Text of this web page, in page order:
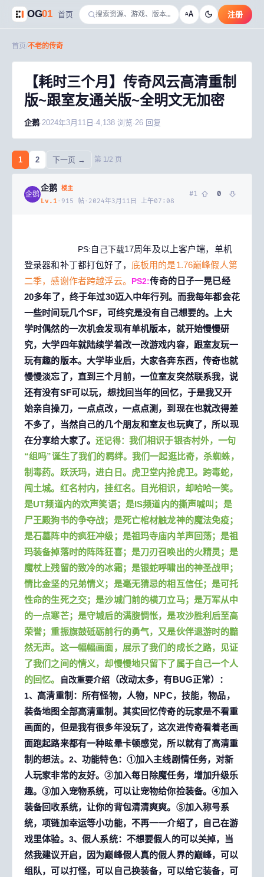
OG01 首页 AA 注册
首页 不老的传奇
【耗时三个月】传奇风云高清重制
版~跟室友通关版~全明文无加密
企鹅·2024年3月11日 ·4,138 浏览·26 回复
1 2 下一页 → 第 1/2 页
企鹅
企鹅 楼主
Lv. 1 · 915 帖 · 2024年3月11日 上午07:08
#1 0
PS:自己下载17周年及以上客户端，单机
登录器和补丁都打包好了 ， 底板用的是1.76巅峰假人第
二季，感谢作者跨越浮云。
PS2:传奇的日子一晃已经
20多年了， 终于年过30迈入中年行列。 而我每年都会花
一些时间玩几个SF， 可终究是没有自己想要的。
上大
学时偶然的一次机会发现有单机版本， 就开始慢慢研
究，大学四年就陆续学着改一改游戏内容，跟室友玩一
玩有趣的版本。大学毕业后，大家各奔东西，传奇也就
慢慢淡忘了，直到三个月前，一位室友突然联系我，说
还有没有SF可以玩，想找回当年的回忆，于是我又开
始亲自操刀，一点点改，一点点测，到现在也就改得差
不多了，当然自己的几个朋友和室友也玩爽了， 所以现
在分享给大家了。还记得： 我们相识于银杏村外，一句
“组吗”诞生了我们的羁绊。我们一起逛比奇，杀蜘蛛，
制毒药。跃沃玛，进白日。虎卫堂内抢虎卫。跨毒蛇，
闯土城。红名村内，挂红名。目光相识，却哈哈一笑。
是UT频道内的欢声笑语；是IS频道内的撕声喊叫；是
尸王殿狗书的争夺战；是死亡棺材触龙神的魔法免疫；
是石墓阵中的疯狂冲级；是祖玛寺庙内羊声回荡；是祖
玛装备掉落时的阵阵狂喜；是刀刃召唤出的火精灵；是
魔杖上残留的致冷的冰霜；是银蛇呼啸出的神圣战甲；
情比金坚的兄弟情义；是毫无猜忌的相互信任；是可托
性命的生死之交；是沙城门前的横刀立马；是万军从中
的一点寒芒；是守城后的满腹惆怅，是攻沙胜利后至高
荣誉；重振旗鼓砥砺前行的勇气，又是伙伴退游时的黯
然无声。这一幅幅画面，展示了我们的成长之路，见证
了我们之间的情义，却慢慢地只留下了属于自己一个人
的回忆。
自改重要介绍 （改动太多，有BUG正常） ：
1、高清重制：所有怪物，人物，NPC，技能，物品，
装备地图全部高清重制。其实回忆传奇的玩家是不看重
画面的，但是我有很多年没玩了，这次进传奇看着老画
面跑起路来都有一种眩晕卡顿感觉，所以就有了高清重
制的想法。 2、功能特色：①加入主线剧情任务，对新
人玩家非常的友好。②加入每日除魔任务，增加升级乐
趣。③加入宠物系统，可以让宠物给你捡装备。④加入
装备回收系统，让你的背包清清爽爽。⑤加入称号系
统，项链加幸运等小功能，不再一一介绍了，自己在游
戏里体验。 3、假人系统：不想要假人的可以关掉，当
然我建议开启，因为巅峰假人真的假人界的巅峰，可以
组队，可以打怪，可以自己换装备，可以给它装备，可